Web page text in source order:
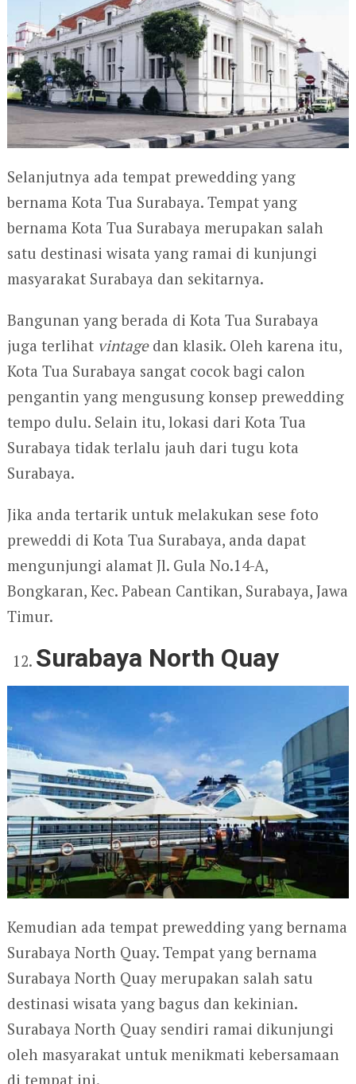
Selanjutnya ada tempat prewedding yang
bernama Kota Tua Surabaya. Tempat yang
bernama Kota Tua Surabaya merupakan salah
satu destinasi wisata yang ramai di kunjungi
masyarakat Surabaya dan sekitarnya.
Bangunan yang berada di Kota Tua Surabaya
juga terlihat vintagedan klasik. Oleh karena itu,
Kota Tua Surabaya sangat cocok bagi calon
pengantin yang mengusung konsep prewedding
tempo dulu. Selain itu, lokasi dari Kota Tua
Surabaya tidak terlalu jauh dari tugu kota
Surabaya.
Jika anda tertarik untuk melakukan sese foto
preweddi di Kota Tua Surabaya, anda dapat
mengunjungi alamat Jl. Gula No.14-A,
Bongkaran, Kec. Pabean Cantikan, Surabaya, Jawa
Timur.
Surabaya North Quay
Kemudian ada tempat prewedding yang bernama
Surabaya North Quay. Tempat yang bernama
Surabaya North Quay merupakan salah satu
destinasi wisata yang bagus dan kekinian.
Surabaya North Quay sendiri ramai dikunjungi
oleh masyarakat untuk menikmati kebersamaan
di tempat ini.